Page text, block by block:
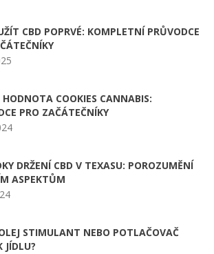
CBD POPRVÉ: KOMPLETNÍ PRŮVODCE
HODNOTA COOKIES CANNABIS:
PRO ZAČÁTEČNÍKY
DRŽENÍ CBD V TEXASU: POROZUMĚNÍ
ASPEKTŮM
STIMULANT NEBO POTLAČOVAČ
JÍDLU?